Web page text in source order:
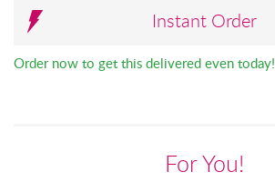
Instant Order
Order now to get this delivered even today!
For You!